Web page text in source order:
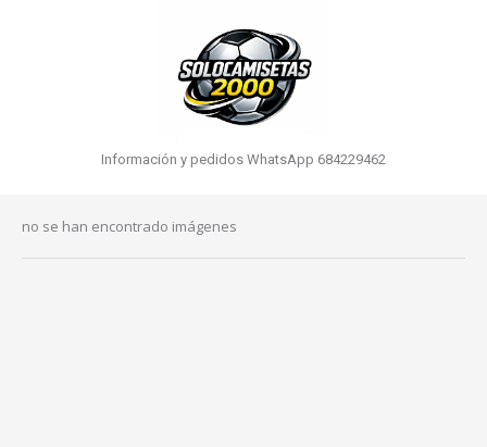
Información y pedidos WhatsApp 684229462
no se han encontrado imágenes